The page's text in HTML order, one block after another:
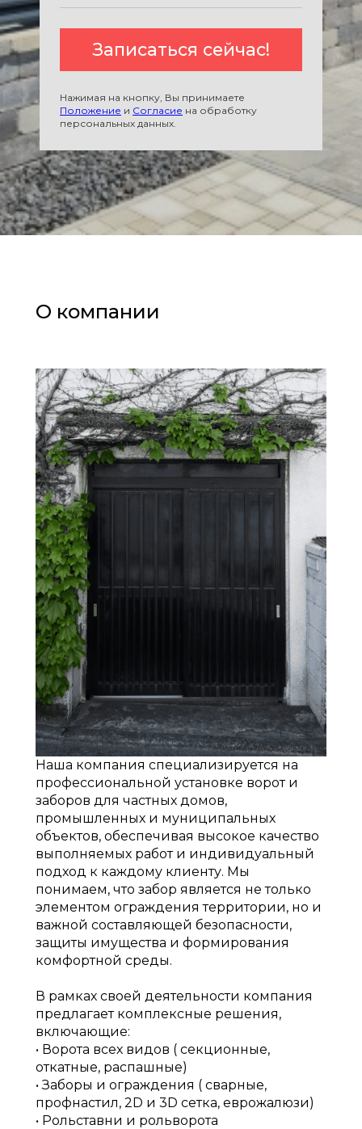
Записаться сейчас!
Нажимая на кнопку, Вы принимаете
Положение и Согласие на обработку
персональных данных.
О компании
Наша компания специализируется на
профессиональной установке ворот и
заборов для частных домов,
промышленных и муниципальных
объектов, обеспечивая высокое качество
выполняемых работ и индивидуальный
подход к каждому клиенту. Мы
понимаем, что забор является не только
элементом ограждения территории, но и
важной составляющей безопасности,
защиты имущества и формирования
комфортной среды.
В рамках своей деятельности компания
предлагает комплексные решения,
включающие:
• Ворота всех видов ( секционные,
откатные, распашные)
• Заборы и ограждения ( сварные,
профнастил, 2D и 3D сетка, еврожалюзи)
• Рольставни и рольворота